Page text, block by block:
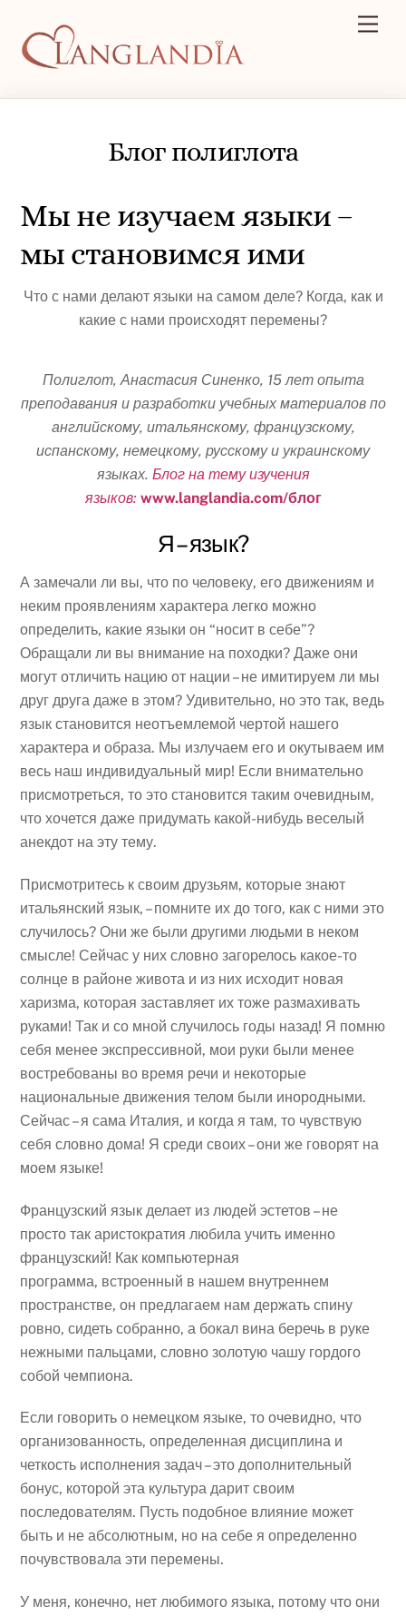
content
Блог полиглота
Мы не изучаем языки –
мы становимся ими
Что с нами делают языки на самом деле? Когда, как и
какие с нами происходят перемены?
Полиглот, Анастасия Синенко, 15 лет опыта
преподавания и разработки учебных материалов по
английскому, итальянскому, французскому,
испанскому, немецкому, русскому и украинскому
языках. Блог на тему изучения
языков: www.langlandia.com/блог
Я – язык?
А замечали ли вы, что по человеку, его движениям и
неким проявлениям характера легко можно
определить, какие языки он “носит в себе”?
Обращали ли вы внимание на походки? Даже они
могут отличить нацию от нации – не имитируем ли мы
друг друга даже в этом? Удивительно, но это так, ведь
язык становится неотъемлемой чертой нашего
характера и образа. Мы излучаем его и окутываем им
весь наш индивидуальный мир! Если внимательно
присмотреться, то это становится таким очевидным,
что хочется даже придумать какой-нибудь веселый
анекдот на эту тему.
Присмотритесь к своим друзьям, которые знают
итальянский язык, – помните их до того, как с ними это
случилось? Они же были другими людьми в неком
смысле! Сейчас у них словно загорелось какое-то
солнце в районе живота и из них исходит новая
харизма, которая заставляет их тоже размахивать
руками! Так и со мной случилось годы назад! Я помню
себя менее экспрессивной, мои руки были менее
востребованы во время речи и некоторые
национальные движения телом были инородными.
Сейчас – я сама Италия, и когда я там, то чувствую
себя словно дома! Я среди своих – они же говорят на
моем языке!
Французский язык делает из людей эстетов – не
просто так аристократия любила учить именно
французский! Как компьютерная
программа, встроенный в нашем внутреннем
пространстве, он предлагаем нам держать спину
ровно, сидеть собранно, а бокал вина беречь в руке
нежными пальцами, словно золотую чашу гордого
собой чемпиона.
Если говорить о немецком языке, то очевидно, что
организованность, определенная дисциплина и
четкость исполнения задач – это дополнительный
бонус, которой эта культура дарит своим
последователям. Пусть подобное влияние может
быть и не абсолютным, но на себе я определенно
почувствовала эти перемены.
У меня, конечно, нет любимого языка, потому что они